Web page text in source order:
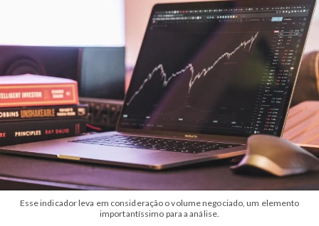
Esse indicador leva em consideração o volume negociado, um elemento
importantíssimo para a análise.